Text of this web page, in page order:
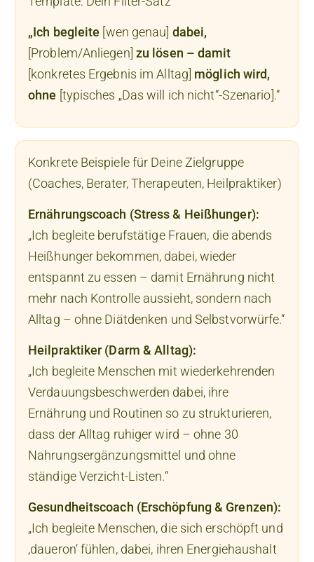
„Ich begleite [wen genau] dabei,
[Problem/Anliegen] zu lösen – damit
[konkretes Ergebnis im Alltag] möglich wird,
ohne [typisches „Das will ich nicht“-Szenario].“
Konkrete Beispiele für Deine Zielgruppe
(Coaches, Berater, Therapeuten, Heilpraktiker)
Ernährungscoach (Stress & Heißhunger):
„Ich begleite berufstätige Frauen, die abends
Heißhunger bekommen, dabei, wieder
entspannt zu essen – damit Ernährung nicht
mehr nach Kontrolle aussieht, sondern nach
Alltag – ohne Diätdenken und Selbstvorwürfe.“
Heilpraktiker (Darm & Alltag):
„Ich begleite Menschen mit wiederkehrenden
Verdauungsbeschwerden dabei, ihre
Ernährung und Routinen so zu strukturieren,
dass der Alltag ruhiger wird – ohne 30
Nahrungsergänzungsmittel und ohne
ständige Verzicht-Listen.“
Gesundheitscoach (Erschöpfung & Grenzen):
„Ich begleite Menschen, die sich erschöpft und
‚daueron‘ fühlen, dabei, ihren Energiehaushalt